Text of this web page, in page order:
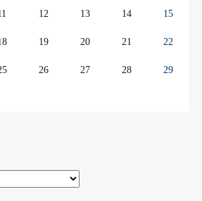
12 13 14 15
19 20 21 22
26 27 28 29